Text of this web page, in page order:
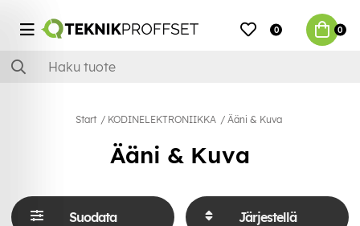
0 0
Start KODINELEKTRONIIKKA Ääni & Kuva
Ääni & Kuva
Suodata Järjestellä